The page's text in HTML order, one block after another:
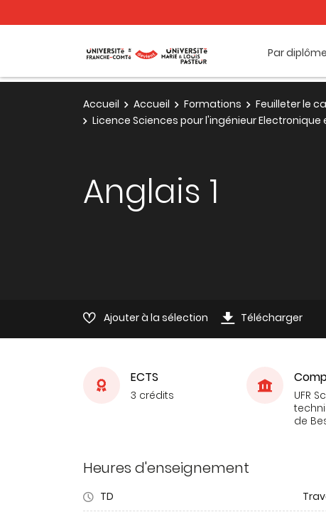
Par
Accueil Accueil Formations Feuilleter le
Licence Sciences pour l'ingénieur Electronique
Anglais 1
Ajouter à la sélection Télécharger
ECTS
3 crédits
UFR
de
Heures d'enseignement
TD